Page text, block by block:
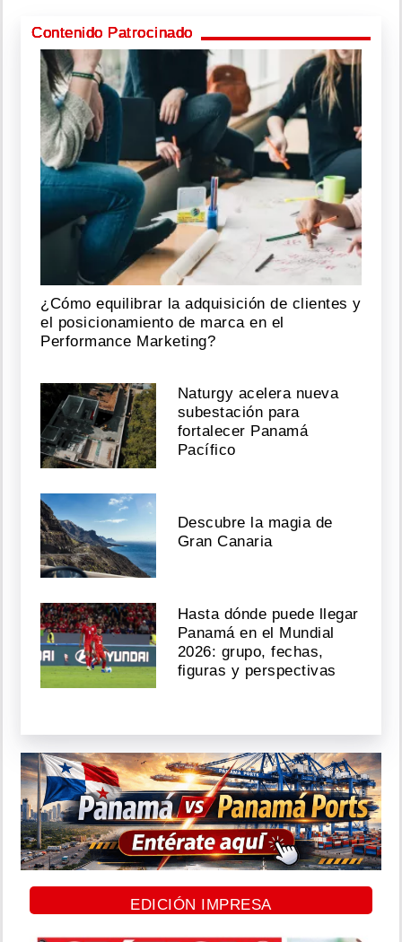
Contenido Patrocinado
¿Cómo equilibrar la adquisición de clientes y
el posicionamiento de marca en el
Performance Marketing?
Naturgy acelera nueva
subestación para
fortalecer Panamá
Pacífico
Descubre la magia de
Gran Canaria
Hasta dónde puede llegar
Panamá en el Mundial
2026: grupo, fechas,
figuras y perspectivas
EDICIÓN IMPRESA